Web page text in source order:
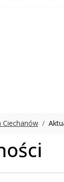
Ciechanów